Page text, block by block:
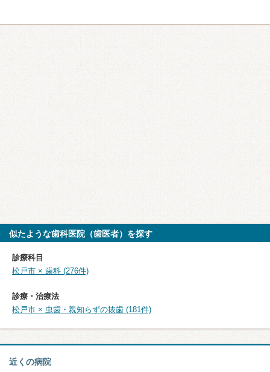
似たような歯科医院（歯医者）を探す
診療科目
松戸市 × 歯科 (276件)
診療・治療法
松戸市 × 虫歯・親知らずの抜歯 (181件)
近くの病院